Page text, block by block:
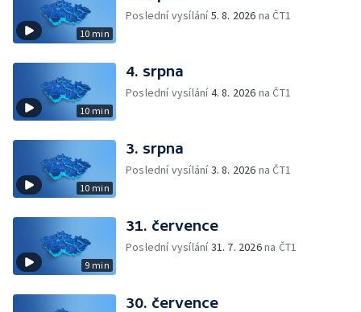
10 min
Poslední vysílání5. 8. 2026 na ČT1
10 min
4. srpna
Poslední vysílání4. 8. 2026 na ČT1
10 min
3. srpna
Poslední vysílání3. 8. 2026 na ČT1
9 min
31. července
Poslední vysílání31. 7. 2026na ČT1
30. července